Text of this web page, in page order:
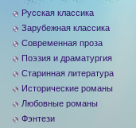
Русская классика
Зарубежная классика
Современная проза
Поэзия и драматургия
Старинная литература
Исторические романы
Любовные романы
Фэнтези